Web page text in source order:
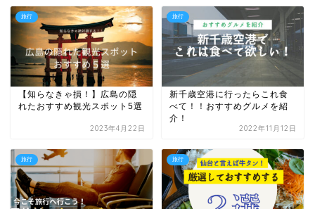
旅行
【知らなきゃ損！】広島の隠
れたおすすめ観光スポット5選
2023年4月22日
旅行
新千歳空港に行ったらこれ食
べて！！おすすめグルメを紹
介！
2022年11月12日
旅行 旅行